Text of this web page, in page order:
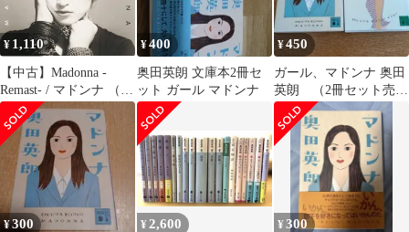
¥ 1,110
【中古】Madonna -
Remast- / マドンナ （帯
無し）
¥400
奥田英朗 文庫本2冊セ
ット ガール マドンナ
¥450
ガール、マドンナ 奥田
英朗 （2冊セット売
り）
¥300 ¥ 2,600 ¥300